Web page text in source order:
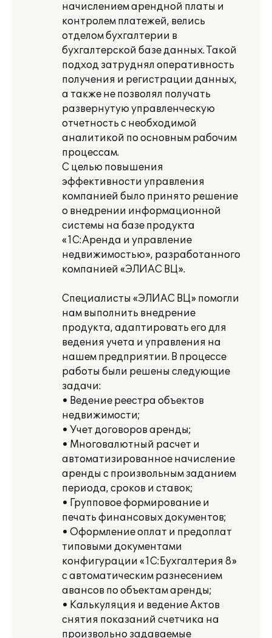
начислением арендной платы и
контролем платежей, велись
отделом бухгалтерии в
бухгалтерской базе данных. Такой
подход затруднял оперативность
получения и регистрации данных,
а также не позволял получать
развернутую управленческую
отчетность с необходимой
аналитикой по основным рабочим
процессам.
С целью повышения
эффективности управления
компанией было принято решение
о внедрении информационной
системы на базе продукта
«1С:Аренда и управление
недвижимостью», разработанного
компанией «ЭЛИАС ВЦ».
Специалисты «ЭЛИАС ВЦ» помогли
нам выполнить внедрение
продукта, адаптировать его для
ведения учета и управления на
нашем предприятии. В процессе
работы были решены следующие
задачи:
• Ведение реестра объектов
недвижимости;
• Учет договоров аренды;
• Многовалютный расчет и
автоматизированное начисление
аренды с произвольным заданием
периода, сроков и ставок;
• Групповое формирование и
печать финансовых документов;
• Оформление оплат и предоплат
типовыми документами
конфигурации «1С:Бухгалтерия 8»
с автоматическим разнесением
авансов по объектам аренды;
• Калькуляция и ведение Актов
снятия показаний счетчика на
произвольно задаваемые